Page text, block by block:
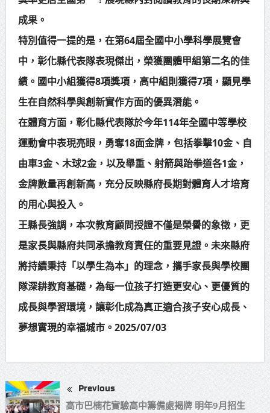
成果。
特別值得一提的是，在第64屆全國中小學科學展覽會
中，彰化縣代表隊表現傑出，榮獲團體甲組第二名的佳
績。國中小組獲得8項獎項，高中組則獲得7項，顯見學
生在自然科學與創新實作方面的優異潛能。
在體育方面，彰化縣代表隊於今年114年全國中等學校
運動會中表現亮眼，勇奪18面金牌，包括拳擊10金、自
由車3金、木球2金，以及舉重、射箭與跆拳道各1金，
金牌數量再創新高，充分反映縣府長期對體育人才培育
的用心與投入。
王縣長強調，本次教育顧問授證不僅是榮譽的象徵，更
是家長與縣府共同承擔教育責任的重要見證。未來縣府
將持續秉持「以學生為本」的理念，攜手家長與學校團
隊深耕教育基礎，為每一位孩子打造更安心、更優質的
成長與學習環境，讓彰化成為真正適合孩子安心成長、
夢想實現的幸福城市。2025/07/03
Previous
高市巴楠花實驗高中籌備處揭牌 明年9月招生